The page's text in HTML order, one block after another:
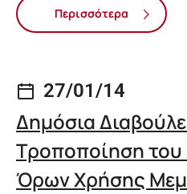
Περισσότερα
27/01/14
Δημόσια
Τροποποίηση του
Όρων Χρήσης